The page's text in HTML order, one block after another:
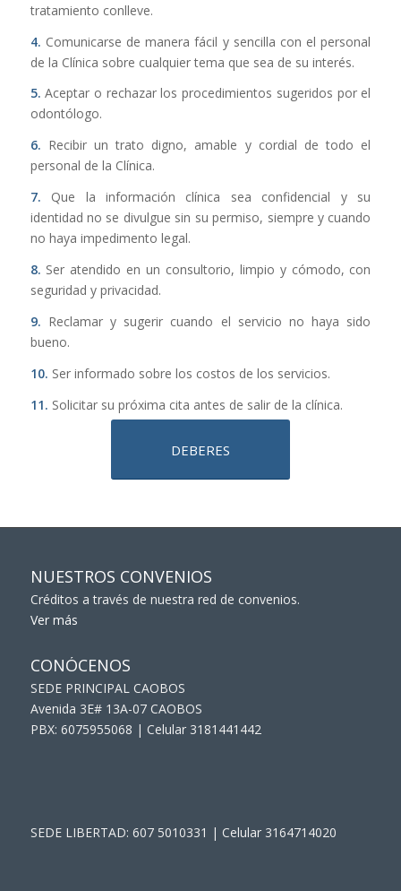
tratamiento conlleve.
4. Comunicarse de manera fácil y sencilla con el personal
de la Clínica sobre cualquier tema que sea de su interés.
5. Aceptar o rechazar los procedimientos sugeridos por el
odontólogo.
6. Recibir un trato digno, amable y cordial de todo el
personal de la Clínica.
7. Que la información clínica sea confidencial y su
identidad no se divulgue sin su permiso, siempre y cuando
no haya impedimento legal.
8. Ser atendido en un consultorio, limpio y cómodo, con
seguridad y privacidad.
9. Reclamar y sugerir cuando el servicio no haya sido
bueno.
10. Ser informado sobre los costos de los servicios.
11. Solicitar su próxima cita antes de salir de la clínica.
DEBERES
NUESTROS CONVENIOS
Créditos a través de nuestra red de convenios.
Ver más
CONÓCENOS
SEDE PRINCIPAL CAOBOS
Avenida 3E# 13A-07 CAOBOS
PBX: 6075955068 | Celular 3181441442
SEDE LIBERTAD: 607 5010331 | Celular 3164714020